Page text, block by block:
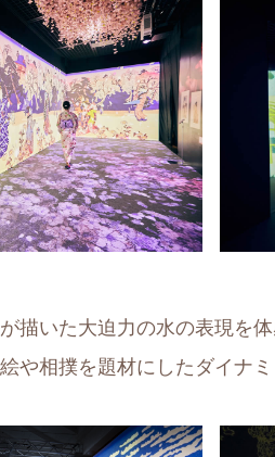
描いた大迫力の水の表現を
や相撲を題材にしたダイナミ